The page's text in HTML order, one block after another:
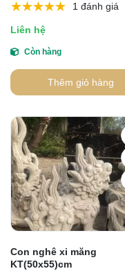
1 đánh giá
Liên hệ
Còn hàng
Thêm giỏ hàng
Con nghê xi măng
KT(50x55)cm